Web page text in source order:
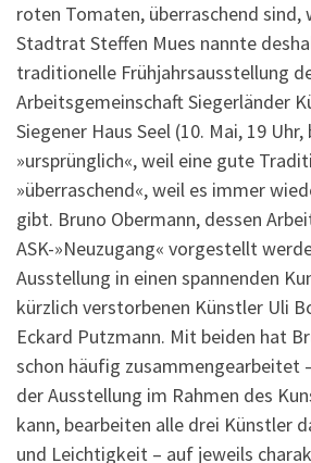
roten Tomaten, überraschend sind,
Stadtrat Steffen Mues nannte
traditionelle Frühjahrsausstellung
Arbeitsgemeinschaft Siegerländer
Siegener Haus Seel (10. Mai, 19 Uhr,
»ursprünglich«, weil eine gute
»überraschend«, weil es immer
gibt. Bruno Obermann, dessen
ASK-»Neuzugang« vorgestellt
Ausstellung in einen spannenden
kürzlich verstorbenen Künstler Uli
Eckard Putzmann. Mit beiden hat
schon häufig zusammengearbeitet
der Ausstellung im Rahmen des
kann, bearbeiten alle drei Künstler
und Leichtigkeit – auf jeweils